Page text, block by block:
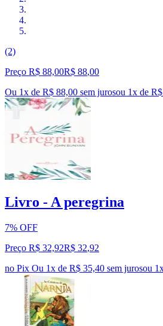
(2)
Preço R$ 88,00R$ 88,00
Ou 1x de R$ 88,00 sem jurosou 1x de
Livro - A peregrina
7% OFF
Preço R$ 32,92R$ 32,92
no Pix Ou 1x de R$ 35,40 sem jurosou 1